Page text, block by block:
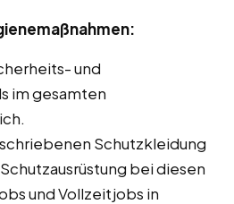
und
im gesamten
Schutzkleidung
bei diesen
und Vollzeitjobs in